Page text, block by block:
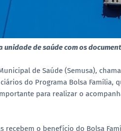
de saúde com os
de Saúde (Semusa),
do Programa Bolsa Família,
para realizar o
recebem o benefício do Bolsa